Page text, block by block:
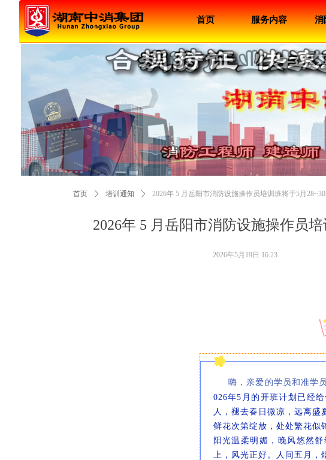
首页 服务内容 消
2026年 5 月岳阳市消防设施操作员
首页 ꄲ 培训通知 ꄲ 2026年 5 月岳阳市消防设施操作员培训班将于5月
嗨，亲爱的学员和准学
026年5月的开班计划已经
人，褪去春日微凉，远离
鲜花次第绽放，处处繁花似
阳光温柔明媚，晚风悠然
上，风光正好。人间五月，
2026年5月19日 16:23